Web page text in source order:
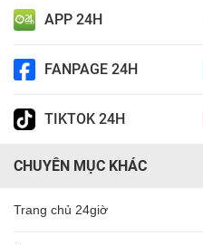
APP 24H
FANPAGE 24H
TIKTOK 24H
CHUYÊN MỤC KHÁC
Trang chủ 24giờ